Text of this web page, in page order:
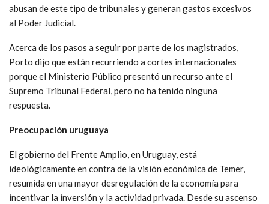
abusan de este tipo de tribunales y generan gastos excesivos
al Poder Judicial.
Acerca de los pasos a seguir por parte de los magistrados,
Porto dijo que están recurriendo a cortes internacionales
porque el Ministerio Público presentó un recurso ante el
Supremo Tribunal Federal, pero no ha tenido ninguna
respuesta.
Preocupación uruguaya
El gobierno del Frente Amplio, en Uruguay, está
ideológicamente en contra de la visión económica de Temer,
resumida en una mayor desregulación de la economía para
incentivar la inversión y la actividad privada. Desde su ascenso